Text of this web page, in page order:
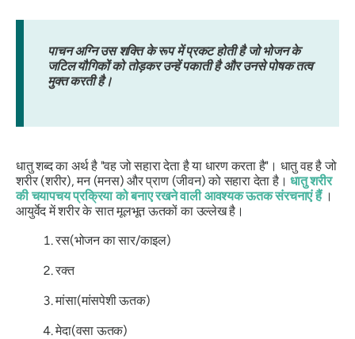
पाचन अग्नि उस शक्ति के रूप में प्रकट होती है जो भोजन के
जटिल यौगिकों को तोड़कर उन्हें पकाती है और उनसे पोषक तत्व
मुक्त करती है।
धातुशब्द का अर्थ है "वह जो सहारा देता है या धारण करता है"। धातु वह है जो
शरीर (शरीर), मन (मनस) और प्राण (जीवन) को सहारा देता है।धातु शरीर
की चयापचय प्रक्रिया को बनाए रखने वाली आवश्यक ऊतक संरचनाएं हैं।
आयुर्वेद में शरीर के सात मूलभूत ऊतकों का उल्लेख है।
रस(भोजन का सार/काइल)
रक्त
मांसा(मांसपेशी ऊतक)
मेदा(वसा ऊतक)